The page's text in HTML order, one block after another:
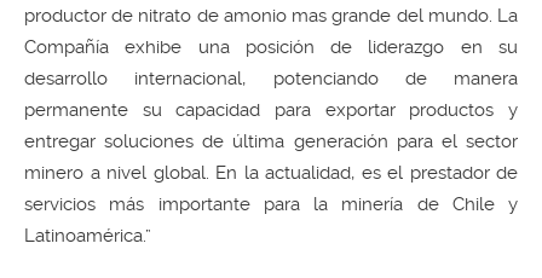
productor de nitrato de amonio mas grande del mundo. La
Compañía exhibe una posición de liderazgo en su
desarrollo internacional, potenciando de manera
permanente su capacidad para exportar productos y
entregar soluciones de última generación para el sector
minero a nivel global. En la actualidad, es el prestador de
servicios más importante para la minería de Chile y
Latinoamérica.”